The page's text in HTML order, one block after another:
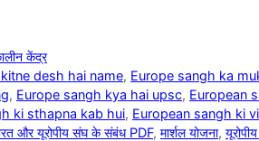
mकेंद्र
desh hai name, Europe sangh ka
, Europe sangh kya hai upsc, European
ki sthapna kab hui, European sangh ki
और यूरोपीय संघ के संबंध PDF, मार्शल योजना,